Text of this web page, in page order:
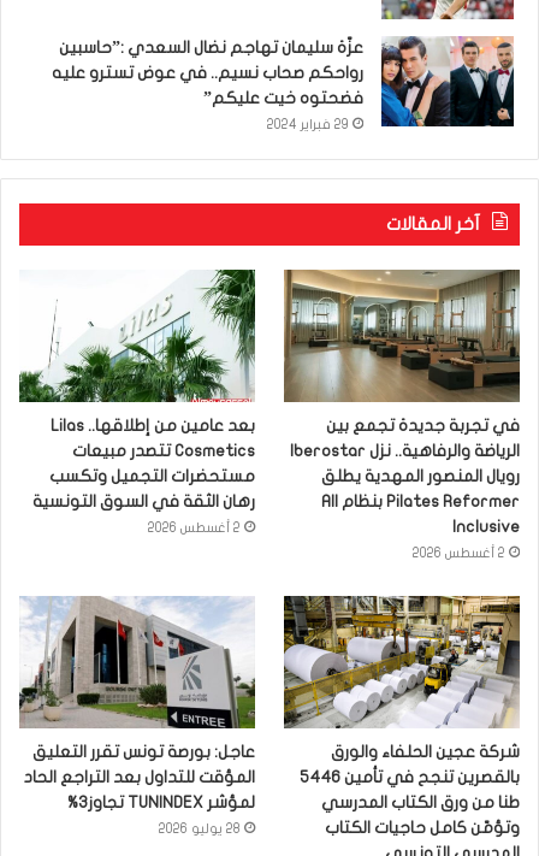
عزّة سليمان تهاجم نضال السعدي :”حاسبين
رواحكم صحاب نسيم.. في عوض تسترو عليه
فضحتوه خيت عليكم”
29 فبراير 2024
آخر المقالات
في تجربة جديدة تجمع بين
رويال المنصور المهدية يطلق
Pilates Reformer بنظام All
Inclusive
2 أغسطس 2026
بعد عامين من إطلاقها.. Lilas
Cosmetics تتصدر مبيعات
مستحضرات التجميل وتكسب
رهان الثقة في السوق التونسية
2 أغسطس 2026
شركة عجين الحلفاء والورق
بالقصرين تنجح في تأمين 5446
طنا من ورق الكتاب المدرسي
وتؤمّن كامل حاجيات الكتاب
عاجل: بورصة تونس تقرر التعليق
المؤقت للتداول بعد التراجع الحاد
لمؤشر TUNINDEX تجاوز3%
28 يوليو 2026